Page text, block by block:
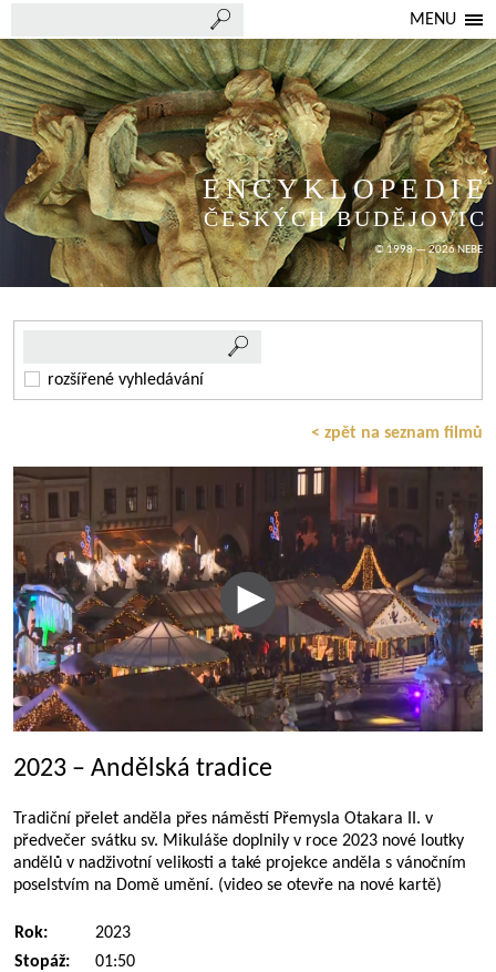
MENU
ENCYKLOPEDIE
ČESKÝCH BUDĚJOVIC
© 1998 — 2026 NEBE
rozšířené vyhledávání
< zpět na seznam filmů
2023 – Andělská tradice
Tradiční přelet anděla přes náměstí Přemysla Otakara II. v
předvečer svátku sv. Mikuláše doplnily v roce 2023 nové loutky
andělů v nadživotní velikosti a také projekce anděla s vánočním
poselstvím na Domě umění. (video se otevře na nové kartě)
Rok:
2023
Stopáž:
01:50